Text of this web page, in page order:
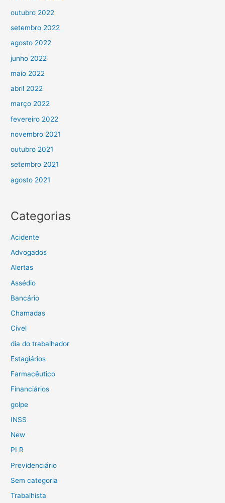
outubro 2022
setembro 2022
agosto 2022
junho 2022
maio 2022
abril 2022
março 2022
fevereiro 2022
novembro 2021
outubro 2021
setembro 2021
agosto 2021
Categorias
Acidente
Advogados
Alertas
Assédio
Bancário
Chamadas
Cível
dia do trabalhador
Estagiários
Farmacêutico
Financiários
golpe
INSS
New
PLR
Previdenciário
Sem categoria
Trabalhista